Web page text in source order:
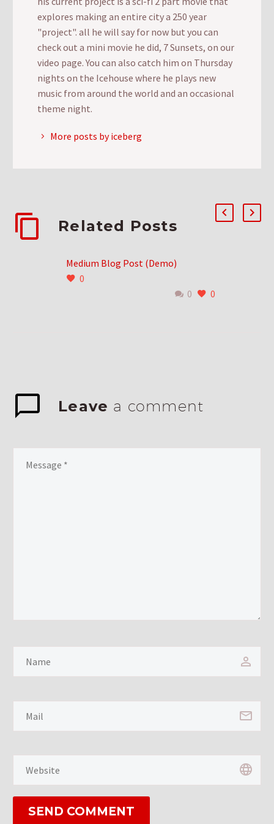
explores making an entire city a 250 year
"project". all he will say for now but you can
check out a mini movie he did, 7 Sunsets, on our
video page. You can also catch him on Thursday
nights on the Icehouse where he plays new
music from around the world and an occasional
theme night.
More posts by iceberg
Related Posts
Medium Blog Post (Demo)
0
0
0
Leave a comment
SEND COMMENT